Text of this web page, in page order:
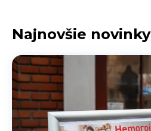
Najnovšie novinky